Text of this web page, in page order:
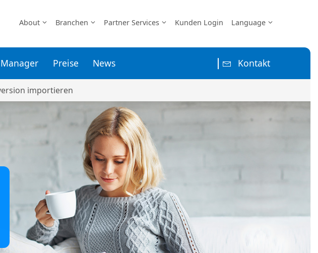
About Branchen Partner Services Kunden Login Language
Manager Preise News Kontakt
importieren